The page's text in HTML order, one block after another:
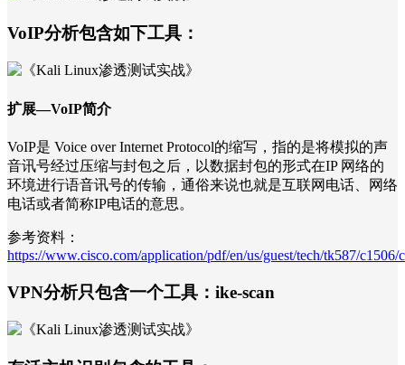
VoIP分析包含如下工具：
扩展—VoIP简介
VoIP是 Voice over Internet Protocol的缩写，指的是将模拟的声
音讯号经过压缩与封包之后，以数据封包的形式在IP 网络的
环境进行语音讯号的传输，通俗来说也就是互联网电话、网络
电话或者简称IP电话的意思。
参考资料：
https://www.cisco.com/application/pdf/en/us/guest/tech/tk587/
VPN分析只包含一个工具：ike-scan